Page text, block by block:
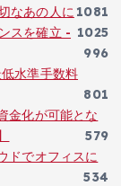
1081
なあの人に
1025
スを確立 -
996
水準手数料
801
金化が可能とな
579
ドでオフィスに
534